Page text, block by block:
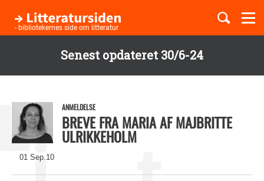
Senest opdateret 30/6-24
hovedindhold
- bibliotekernes side om litteratur
Børnebøger
01 Sep.10
ANMELDELSE
BREVE FRA MARIA AF MAJBRITTE
ULRIKKEHOLM